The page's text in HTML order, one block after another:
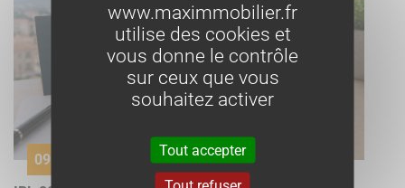
09 juillet
www.maximmobilier.fr
utilise des cookies et
vous donne le contrôle
sur ceux que vous
souhaitez activer
Tout accepter